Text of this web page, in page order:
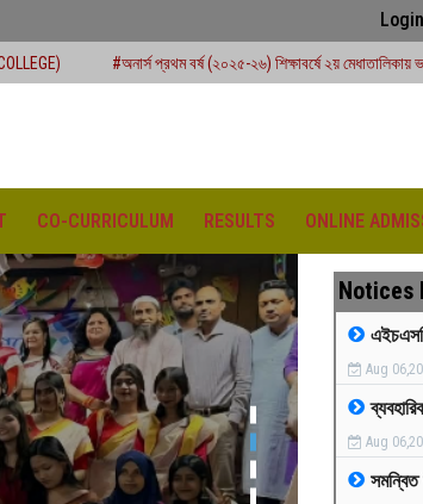
Login
প্রথম বর্ষ (২০২৫-২৬) শিক্ষাবর্ষে ২য় মেধাতালিকায় ভর্তি কার্যক্রম শুরু
CO-CURRICULUM RESULTS ONLINE
ক্রীড়া
Notices
Aug
Aug
সমন্বিত